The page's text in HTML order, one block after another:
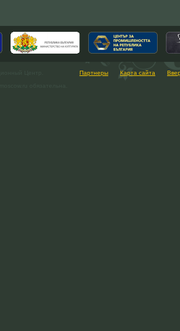
Партнеры Карта сайта